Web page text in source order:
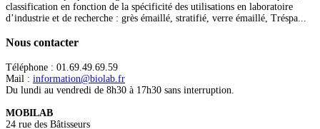
classification en fonction de la spécificité des utilisations en laboratoire
d’industrie et de recherche : grès émaillé, stratifié, verre émaillé, Tréspa...
Nous contacter
Téléphone : 01.69.49.69.59
Mail : information@biolab.fr
Du lundi au vendredi de 8h30 à 17h30 sans interruption.
MOBILAB
24 rue des Bâtisseurs